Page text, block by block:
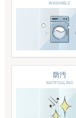
WASHABLE
防汚
ANTIFOULING